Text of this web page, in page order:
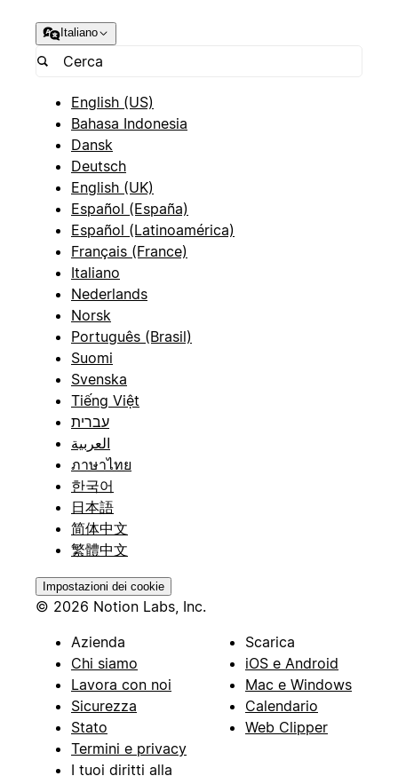
Italiano
English (US)
Bahasa Indonesia
Dansk
Deutsch
English (UK)
Español (España)
Español (Latinoamérica)
Français (France)
Italiano
Nederlands
Norsk
Português (Brasil)
Suomi
Svenska
Tiếng Việt
עברית
العربية
ภาษาไทย
한국어
日本語
简体中文
繁體中文
Impostazioni dei cookie
© 2026 Notion Labs, Inc.
Azienda
Chi siamo
Lavora con noi
Sicurezza
Stato
Termini e privacy
I tuoi diritti alla
Scarica
iOS e Android
Mac e Windows
Calendario
Web Clipper